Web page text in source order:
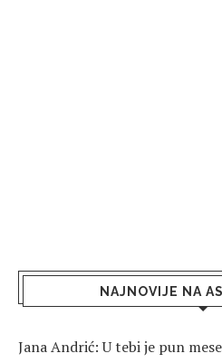
NAJNOVIJE NA
Jana Andrić: U tebi je pun